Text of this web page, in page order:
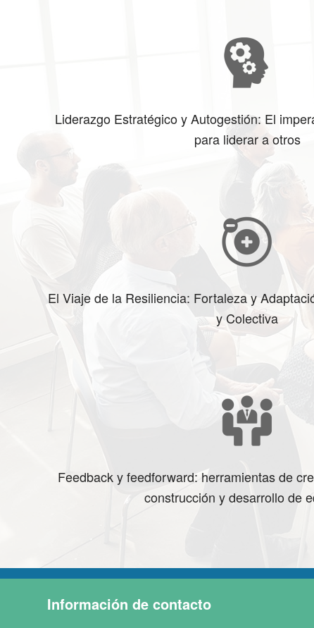
Liderazgo Estratégico y Autogestión: El
para liderar a otros
El Viaje de la Resiliencia: Fortaleza y
y Colectiva
Feedback y feedforward: herramientas de
construcción y desarrollo de
Información de contacto